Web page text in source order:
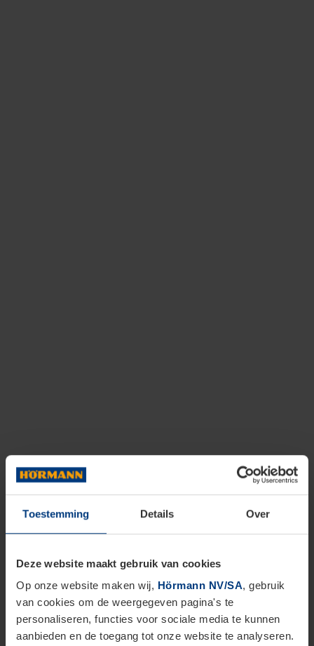
Toestemming Details Over
Deze website maakt gebruik van cookies
Op onze website maken wij, Hörmann NV/SA, gebruik
van cookies om de weergegeven pagina's te
personaliseren, functies voor sociale media te kunnen
aanbieden en de toegang tot onze website te analyseren.